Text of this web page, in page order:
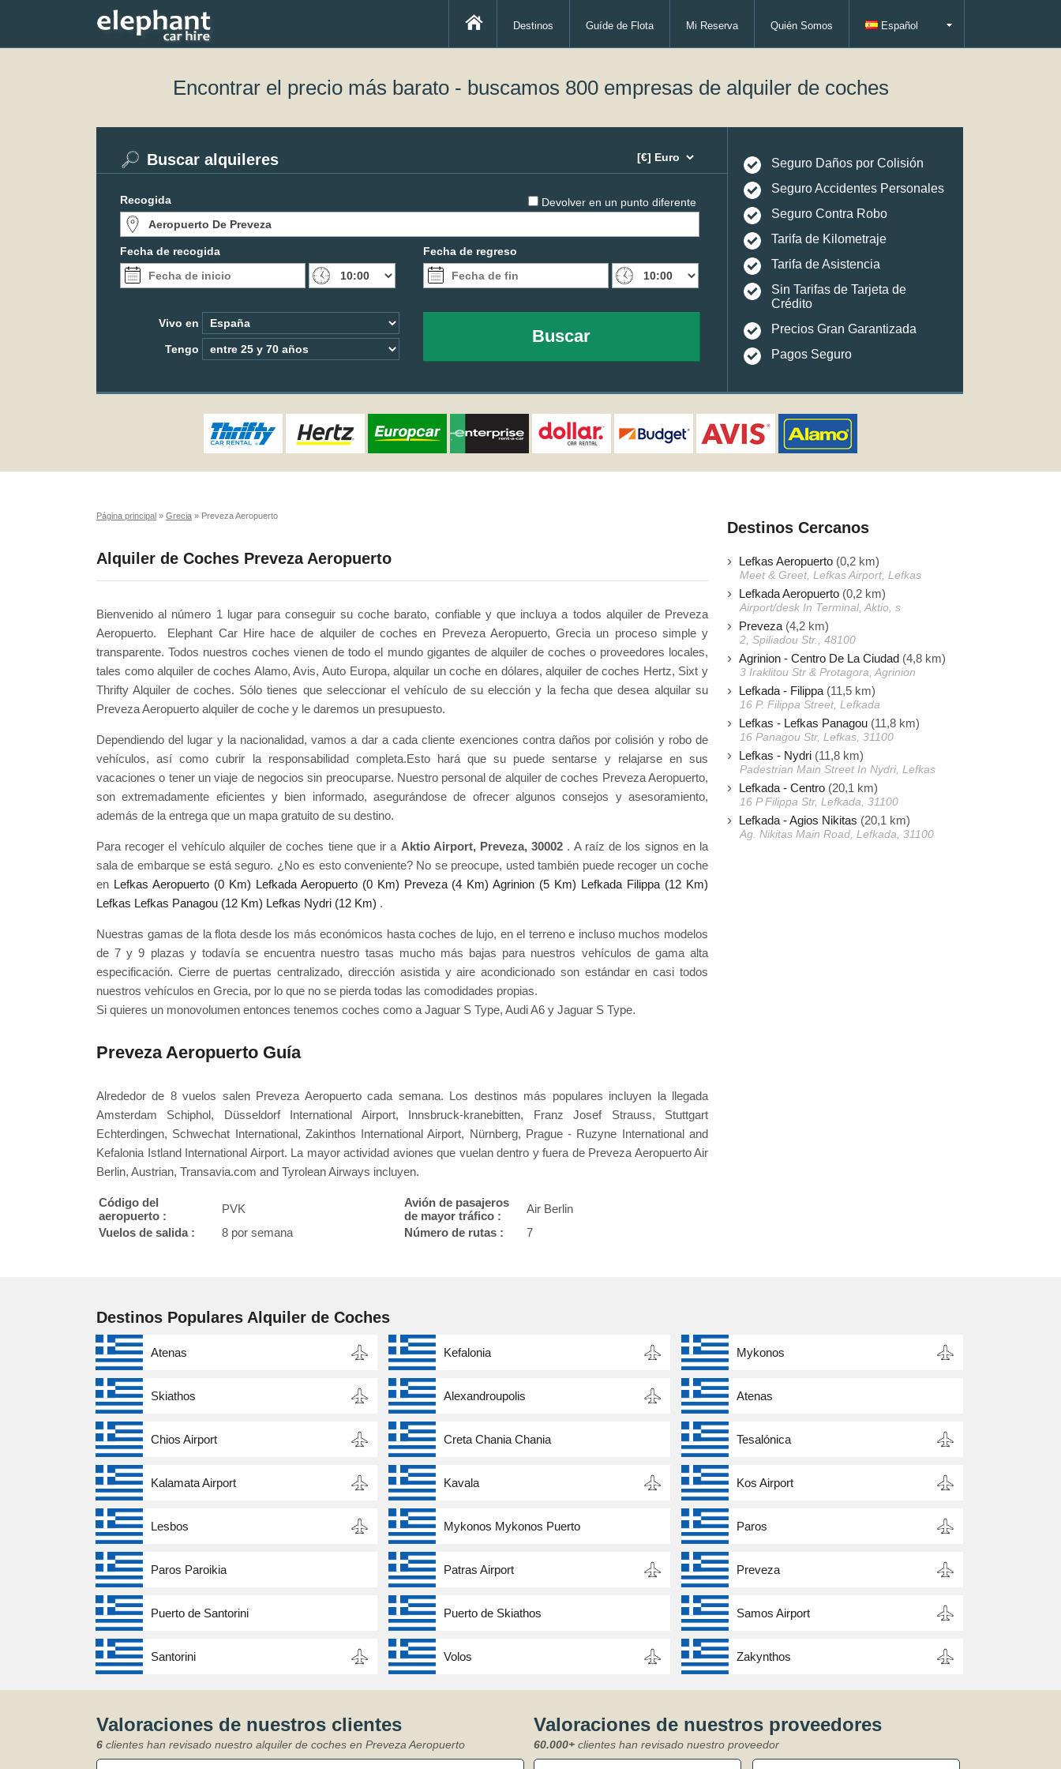
Destinos Guíde de Flota Mi Reserva Quién Somos Español
Encontrar el precio más barato - buscamos 800 empresas de alquiler de coches
Devolver en un punto diferente
Buscar alquileres
Recogida
Fecha de recogida Fecha de regreso
Vivo en
Tengo
Buscar
Seguro Daños por Colisión
Seguro Accidentes Personales
Seguro Contra Robo
Tarifa de Kilometraje
Tarifa de Asistencia
Sin Tarifas de Tarjeta de
Crédito
Precios Gran Garantizada
Pagos Seguro
Página principal » Grecia » Preveza Aeropuerto
Alquiler de Coches Preveza Aeropuerto
Bienvenido al número 1 lugar para conseguir su coche barato, confiable y que incluya a todos alquiler de Preveza
Aeropuerto. Elephant Car Hire hace de alquiler de coches en Preveza Aeropuerto, Grecia un proceso simple y
transparente. Todos nuestros coches vienen de todo el mundo gigantes de alquiler de coches o proveedores locales,
tales como alquiler de coches Alamo, Avis, Auto Europa, alquilar un coche en dólares, alquiler de coches Hertz, Sixt y
Thrifty Alquiler de coches. Sólo tienes que seleccionar el vehículo de su elección y la fecha que desea alquilar su
Preveza Aeropuerto alquiler de coche y le daremos un presupuesto.
Dependiendo del lugar y la nacionalidad, vamos a dar a cada cliente exenciones contra daños por colisión y robo de
vehículos, así como cubrir la responsabilidad completa.Esto hará que su puede sentarse y relajarse en sus
vacaciones o tener un viaje de negocios sin preocuparse. Nuestro personal de alquiler de coches Preveza Aeropuerto,
son extremadamente eficientes y bien informado, asegurándose de ofrecer algunos consejos y asesoramiento,
además de la entrega que un mapa gratuito de su destino.
Para recoger el vehículo alquiler de coches tiene que ir a Aktio Airport, Preveza, 30002 . A raíz de los signos en la
sala de embarque se está seguro. ¿No es esto conveniente? No se preocupe, usted también puede recoger un coche
en Lefkas Aeropuerto (0 Km) Lefkada Aeropuerto (0 Km) Preveza (4 Km) Agrinion (5 Km) Lefkada Filippa (12 Km)
Lefkas Lefkas Panagou (12 Km) Lefkas Nydri (12 Km) .
Nuestras gamas de la flota desde los más económicos hasta coches de lujo, en el terreno e incluso muchos modelos
de 7 y 9 plazas y todavía se encuentra nuestro tasas mucho más bajas para nuestros vehículos de gama alta
especificación. Cierre de puertas centralizado, dirección asistida y aire acondicionado son estándar en casi todos
nuestros vehículos en Grecia, por lo que no se pierda todas las comodidades propias.
Si quieres un monovolumen entonces tenemos coches como a Jaguar S Type, Audi A6 y Jaguar S Type.
Preveza Aeropuerto Guía
Alrededor de 8 vuelos salen Preveza Aeropuerto cada semana. Los destinos más populares incluyen la llegada
Amsterdam Schiphol, Düsseldorf International Airport, Innsbruck-kranebitten, Franz Josef Strauss, Stuttgart
Echterdingen, Schwechat International, Zakinthos International Airport, Nürnberg, Prague - Ruzyne International and
Kefalonia Istland International Airport. La mayor actividad aviones que vuelan dentro y fuera de Preveza Aeropuerto Air
Berlin, Austrian, Transavia.com and Tyrolean Airways incluyen.
Código del
aeropuerto :
PVK
Avión de pasajeros
de mayor tráfico :
Air Berlin
Vuelos de salida :
8 por semana Número de rutas : 7
Destinos Cercanos
Lefkas Aeropuerto (0,2 km)
Meet & Greet, Lefkas Airport, Lefkas
Lefkada Aeropuerto (0,2 km)
Airport/desk In Terminal, Aktio, s
Preveza (4,2 km)
2, Spiliadou Str., 48100
Agrinion - Centro De La Ciudad (4,8 km)
3 Iraklitou Str & Protagora, Agrinion
Lefkada - Filippa (11,5 km)
16 P. Filippa Street, Lefkada
Lefkas - Lefkas Panagou (11,8 km)
16 Panagou Str, Lefkas, 31100
Lefkas - Nydri (11,8 km)
Padestrian Main Street In Nydri, Lefkas
Lefkada - Centro (20,1 km)
16 P Filippa Str, Lefkada, 31100
Lefkada - Agios Nikitas (20,1 km)
Ag. Nikitas Main Road, Lefkada, 31100
Destinos Populares Alquiler de Coches
Atenas Kefalonia Mykonos
Skiathos Alexandroupolis Atenas
Chios Airport Creta Chania Chania Tesalónica
Kalamata Airport Kavala Kos Airport
Lesbos Mykonos Mykonos Puerto Paros
Paros Paroikia Patras Airport Preveza
Puerto de Santorini Puerto de Skiathos Samos Airport
Santorini Volos Zakynthos
Valoraciones de nuestros clientes
6 clientes han revisado nuestro alquiler de coches en Preveza Aeropuerto
Valoraciones de nuestros proveedores
60.000+ clientes han revisado nuestro proveedor